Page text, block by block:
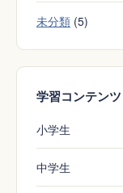
未分類 (5)
学習コンテン
小学生
中学生